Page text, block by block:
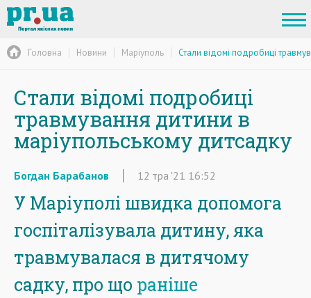
Головна Новини Маріуполь Стали відомі подробиці
Стали відомі подробиці
травмування дитини в
маріупольському дитсадку
Богдан Барабанов 12 тра '21 16:52
У Маріуполі швидка допомога
госпіталізувала дитину, яка
травмувалася в дитячому
садку, про що раніше